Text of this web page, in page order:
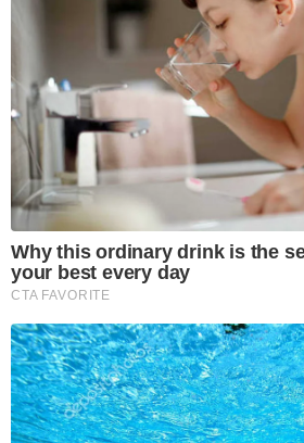
Why this ordinary drink is the
your best every day
CTA FAVORITE